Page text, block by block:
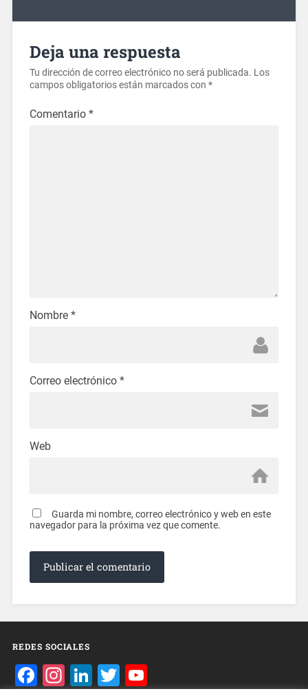
Deja una respuesta
Tu dirección de correo electrónico no será publicada. Los
campos obligatorios están marcados con *
Comentario *
Nombre *
Correo electrónico *
Web
Guarda mi nombre, correo electrónico y web en este
navegador para la próxima vez que comente.
REDES SOCIALES
Facebook
Instagram
LinkedIn
TwitterYouTube